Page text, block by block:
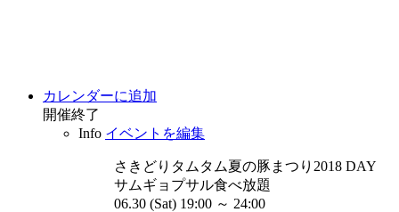
カレンダーに追加
開催終了
Info イベントを編集
さきどりタムタム夏の豚まつり2018 DAY
サムギョプサル食べ放題
06.30 (Sat) 19:00 ～ 24:00